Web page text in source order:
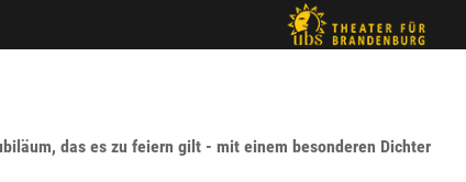
das es zu feiern gilt - mit einem besonderen Dichter